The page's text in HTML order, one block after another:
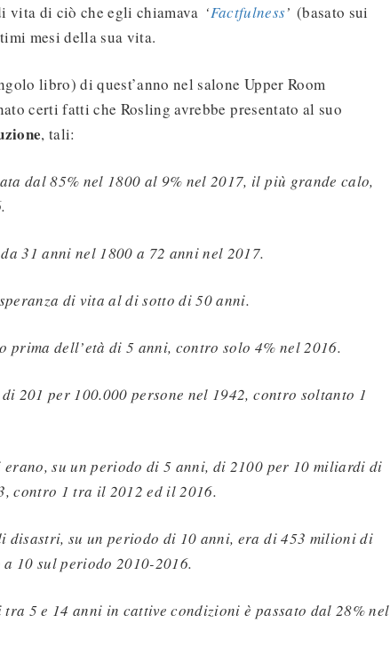
vita di ciò che egli chiamava ‘Factfulness’ (basato sui
mesi della sua vita.
libro) di quest’anno nel salone Upper Room
certi fatti che Rosling avrebbe presentato al suo
, tali:
dal 85% nel 1800 al 9% nel 2017, il più grande calo,
31 anni nel 1800 a 72 anni nel 2017.
di vita al di sotto di 50 anni.
prima dell’età di 5 anni, contro solo 4% nel 2016.
201 per 100.000 persone nel 1942, contro soltanto 1
su un periodo di 5 anni, di 2100 per 10 miliardi di
contro 1 tra il 2012 ed il 2016.
disastri, su un periodo di 10 anni, era di 453 milioni di
10 sul periodo 2010-2016.
5 e 14 anni in cattive condizioni è passato dal 28% nel